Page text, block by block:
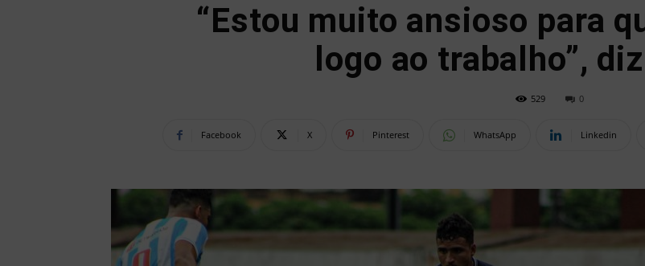
“Estou muito ansioso para
logo ao trabalho”,
529 0
Facebook X Pinterest WhatsApp Linkedin